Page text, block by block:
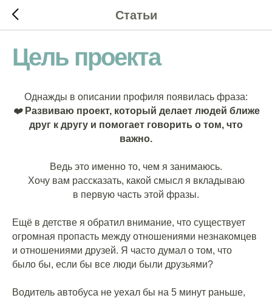
Статьи
Цель проекта
Однажды в описании профиля появилась фраза:
❤️ Развиваю проект, который делает людей ближе
друг к другу и помогает говорить о том, что
важно.
Ведь это именно то, чем я занимаюсь.
Хочу вам рассказать, какой смысл я вкладываю
в первую часть этой фразы.
Ещё в детстве я обратил внимание, что существует
огромная пропасть между отношениями незнакомцев
и отношениями друзей. Я часто думал о том, что
было бы, если бы все люди были друзьями?
Водитель автобуса не уехал бы на 5 минут раньше,